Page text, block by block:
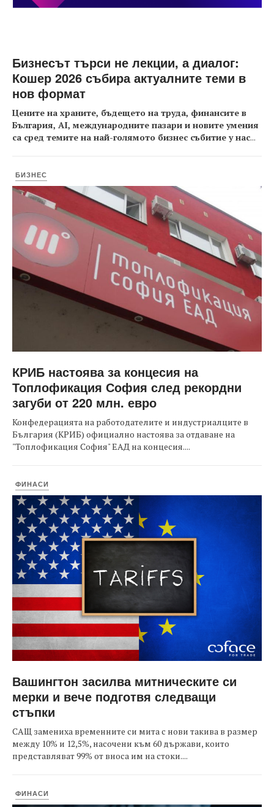
Бизнесът търси не лекции, а диалог:
Кошер 2026 събира актуалните теми в
нов формат
Цените на храните, бъдещето на труда, финансите в
България, AI, международните пазари и новите умения
са сред темите на най-голямото бизнес събитие у нас...
БИЗНЕС
КРИБ настоява за концесия на
Топлофикация София след рекордни
загуби от 220 млн. евро
Конфедерацията на работодателите и индустриалците в
България (КРИБ) официално настоява за отдаване на
"Топлофикация София" ЕАД на концесия....
ФИНАСИ
Вашингтон засилва митническите си
мерки и вече подготвя следващи
стъпки
САЩ замениха временните си мита с нови такива в размер
между 10% и 12,5%, насочени към 60 държави, които
представляват 99% от вноса им на стоки....
ФИНАСИ